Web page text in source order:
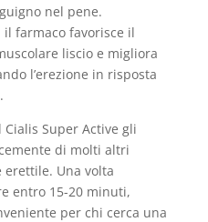
nel pene.
il farmaco favorisce il
liscio e migliora
l’erezione in risposta
Super Active gli
di molti altri
Una volta
entro 15-20 minuti,
per chi cerca una